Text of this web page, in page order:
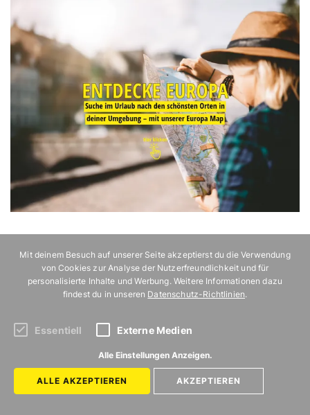
REISEVERGNÜGEN
Mit deinem Besuch auf unserer Seite akzeptierst du die Verwendung
von Cookies zur Analyse der Nutzerfreundlichkeit und für
personalisierte Inhalte und Werbung. Weitere Informationen dazu
findest du in unseren Datenschutz-Richtlinien.
Essentiell Externe Medien
Alle Einstellungen Anzeigen.
ALLE AKZEPTIEREN AKZEPTIEREN